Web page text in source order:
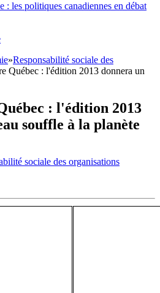
: les politiques canadiennes en débat
»Responsabilité sociale des
Québec : l'édition 2013 donnera un
: l'édition 2013
souffle à la planète
sociale des organisations